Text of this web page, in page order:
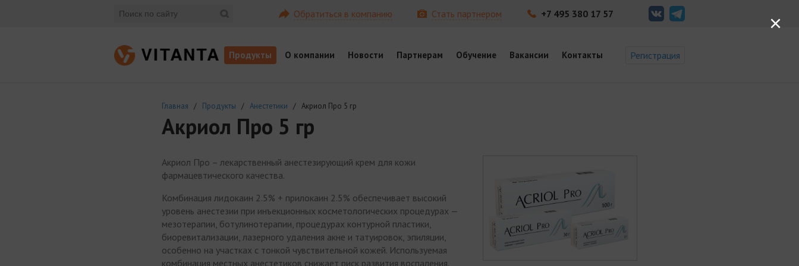
Обратиться в компанию Стать партнером +7 495 380 17 57
Продукты О компании Новости Партнерам Обучение Вакансии Контакты Регистрация
Главная / Продукты / Анестетики / Акриол Про 5 гр
Акриол Про 5 гр
Акриол Про – лекарственный анестезирующий крем для кожи
фармацевтического качества.
Комбинация лидокаин 2.5% + прилокаин 2.5% обеспечивает высокий
уровень анестезии при инъекционных косметологических процедурах —
мезотерапии, ботулинотерапии, процедурах контурной пластики,
биоревитализации, лазерного удаления акне и татуировок, эпиляции,
особенно на участках с тонкой чувствительной кожей. Используемая
комбинация местных анестетиков снижает риск развития воспаления.
×